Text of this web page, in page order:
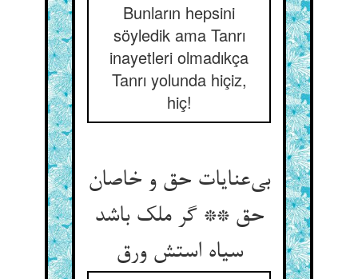
Bunların hepsini
söyledik ama Tanrı
inayetleri olmadıkça
Tanrı yolunda hiçiz,
hiç!
بی‌‌عنایات حق و خاصان
حق ** گر ملک باشد
سیاه استش ورق‌‌